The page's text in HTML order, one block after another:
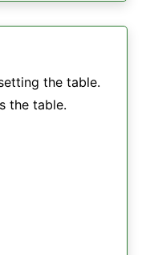
the table.
the table.